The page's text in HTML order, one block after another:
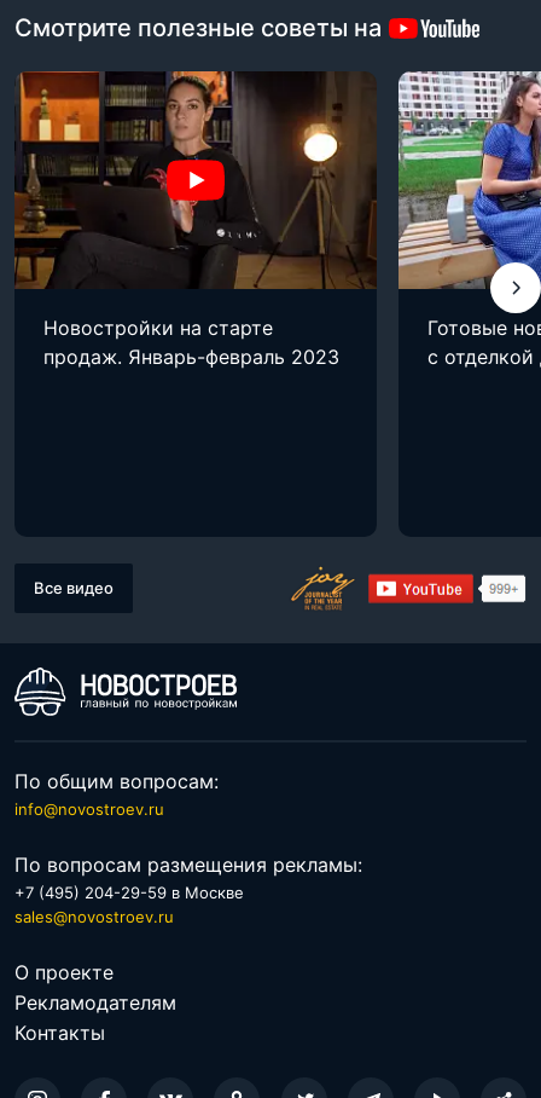
Смотрите полезные советы на
Новостройки на старте
продаж. Январь-февраль 2023
Готовые
с
Все видео
По общим вопросам:
info@novostroev.ru
По вопросам размещения рекламы:
+7 (495) 204-29-59 в Москве
sales@novostroev.ru
О проекте
Рекламодателям
Контакты